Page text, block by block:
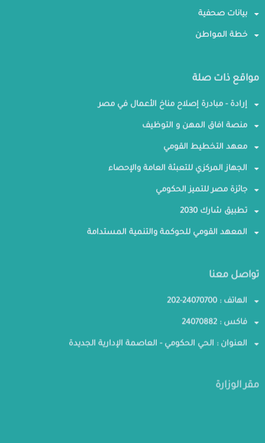
بيانات صحفية
خطة المواطن
مواقع ذات صلة
إرادة - مبادرة إصلاح مناخ الأعمال في مصر
منصة افاق المهن و التوظيف
معهد التخطيط القومي
الجهاز المركزي للتعبئة العامة والإحصاء
جائزة مصر للتميز الحكومي
تطبيق شارك 2030
المعهد القومي للحوكمة والتنمية المستدامة
تواصل معنا
الهاتف : 24070700-202
فاكس : 24070882
العنوان : الحي الحكومي - العاصمة الإدارية الجديدة
مقر الوزارة